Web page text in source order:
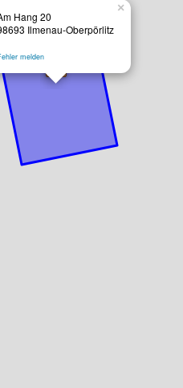
×
Hang 20
Ilmenau-Oberpörlitz
melden